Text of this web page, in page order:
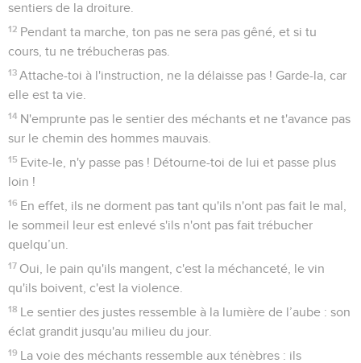
sentiers de la droiture.
12 Pendant ta marche, ton pas ne sera pas gêné, et si tu
cours, tu ne trébucheras pas.
13 Attache-toi à l'instruction, ne la délaisse pas ! Garde-la, car
elle est ta vie.
14 N'emprunte pas le sentier des méchants et ne t'avance pas
sur le chemin des hommes mauvais.
15 Evite-le, n'y passe pas ! Détourne-toi de lui et passe plus
loin !
16 En effet, ils ne dorment pas tant qu'ils n'ont pas fait le mal,
le sommeil leur est enlevé s'ils n'ont pas fait trébucher
quelqu’un.
17 Oui, le pain qu'ils mangent, c'est la méchanceté, le vin
qu'ils boivent, c'est la violence.
18 Le sentier des justes ressemble à la lumière de l’aube : son
éclat grandit jusqu'au milieu du jour.
19 La voie des méchants ressemble aux ténèbres : ils